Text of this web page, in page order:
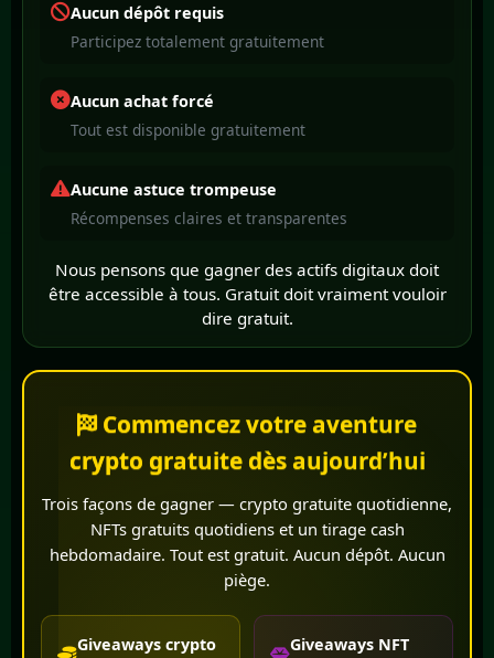
Aucun dépôt requis
Participez totalement gratuitement
Aucun achat forcé
Tout est disponible gratuitement
Aucune astuce trompeuse
Récompenses claires et transparentes
Nous pensons que gagner des actifs digitaux doit
être accessible à tous. Gratuit doit vraiment vouloir
dire gratuit.
Commencez votre aventure
crypto gratuite dès aujourd’hui
Trois façons de gagner — crypto gratuite quotidienne,
NFTs gratuits quotidiens et un tirage cash
hebdomadaire. Tout est gratuit. Aucun dépôt. Aucun
piège.
Giveaways crypto
Giveaways NFT